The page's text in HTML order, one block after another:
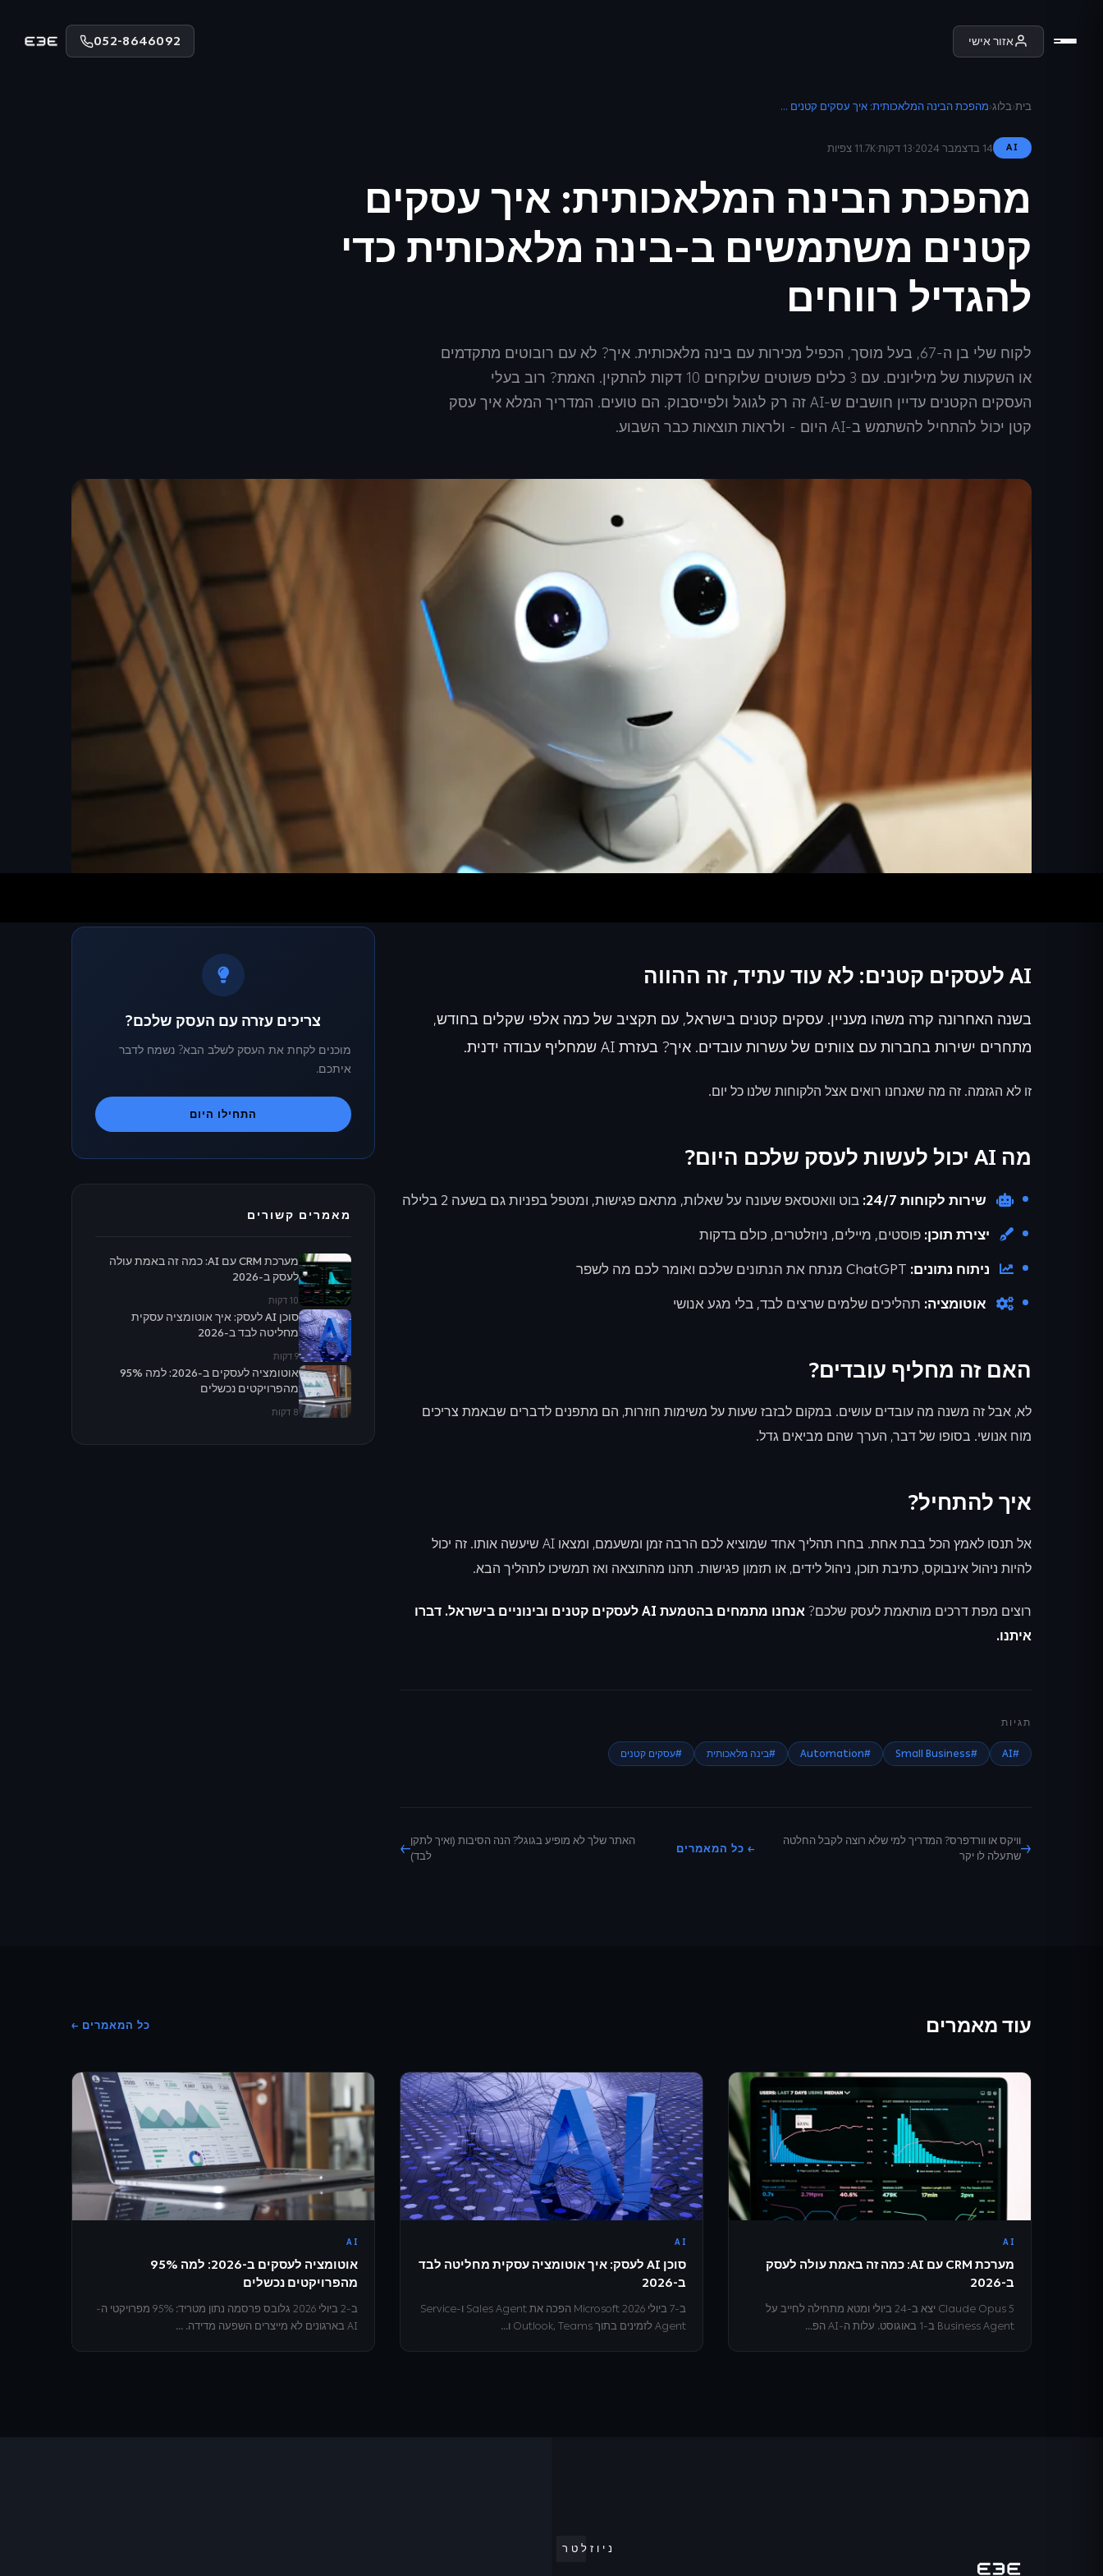
052-8646092 אזור אישי
בית‹בלוג‹ מהפכת הבינה המלאכותית: איך עסקים קטנים משתמשים ב-בינה מלאכותית כדי להגדיל רווחים
AI 14 בדצמבר 2024 ·13 דקות ·
11.7K צפיות
מהפכת הבינה המלאכותית: איך עסקים
קטנים משתמשים ב-בינה מלאכותית כדי
להגדיל רווחים
לקוח שלי בן ה-67, בעל מוסך, הכפיל מכירות עם בינה מלאכותית. איך? לא עם רובוטים מתקדמים
או השקעות של מיליונים. עם 3 כלים פשוטים שלוקחים 10 דקות להתקין. האמת? רוב בעלי
העסקים הקטנים עדיין חושבים ש-AI זה רק לגוגל ולפייסבוק. הם טועים. המדריך המלא איך עסק
קטן יכול להתחיל להשתמש ב-AI היום - ולראות תוצאות כבר השבוע.
AI לעסקים קטנים: לא עוד עתיד, זה ההווה
בשנה האחרונה קרה משהו מעניין. עסקים קטנים בישראל, עם תקציב של כמה אלפי שקלים בחודש,
מתחרים ישירות בחברות עם צוותים של עשרות עובדים. איך? בעזרת AI שמחליף עבודה ידנית.
זו לא הגזמה. זה מה שאנחנו רואים אצל הלקוחות שלנו כל יום.
מה AI יכול לעשות לעסק שלכם היום?
שירות לקוחות 24/7: בוט וואטסאפ שעונה על שאלות, מתאם פגישות, ומטפל בפניות גם בשעה 2 בלילה
יצירת תוכן: פוסטים, מיילים, ניוזלטרים, כולם בדקות
ניתוח נתונים:
אוטומציה: תהליכים שלמים שרצים לבד, בלי מגע אנושי
האם זה מחליף עובדים?
לא, אבל זה משנה מה עובדים עושים. במקום לבזבז שעות על משימות חוזרות, הם מתפנים לדברים שבאמת צריכים
מוח אנושי. בסופו של דבר, הערך שהם מביאים גדל.
איך להתחיל?
אל תנסו לאמץ הכל בבת אחת. בחרו תהליך אחד שמוציא לכם הרבה זמן ומשעמם, ומצאו AI שיעשה אותו. זה יכול
להיות ניהול אינבוקס, כתיבת תוכן, ניהול לידים, או תזמון פגישות. תהנו מהתוצאה ואז תמשיכו לתהליך הבא.
רוצים מפת דרכים מותאמת לעסק שלכם?
אנחנו מתמחים בהטמעת AI לעסקים קטנים ובינוניים בישראל. דברו
איתנו.
תגיות
#
AI
#
Small Business
#
Automation
#בינה מלאכותית #עסקים קטנים
→וויקס או וורדפרס? המדריך למי שלא רוצה לקבל החלטה
שתעלה לו יקר
← כל המאמרים
האתר שלך לא מופיע בגוגל? הנה הסיבות (ואיך לתקן
לבד)←
צריכים עזרה עם העסק שלכם?
מוכנים לקחת את העסק לשלב הבא? נשמח לדבר
איתכם.
התחילו היום
מאמרים קשורים
מערכת CRM עם AI: כמה זה באמת עולה
לעסק ב-2026
10 דקות
סוכן AI לעסק: איך אוטומציה עסקית
מחליטה לבד ב-2026
9 דקות
אוטומציה לעסקים ב-2026: למה 95%
מהפרויקטים נכשלים
8 דקות
עוד מאמרים כל המאמרים ←
AI
מערכת CRM עם AI: כמה זה באמת עולה לעסק
ב-2026
Claude Opus 5 יצא ב-24 ביולי ומטא מתחילה לחייב על
Business Agent ב-1 באוגוסט. עלות ה-AI הפ...
AI
סוכן AI לעסק: איך אוטומציה עסקית מחליטה לבד
ב-2026
ב-7 ביולי 2026 Microsoft הפכה את Sales Agent ו-Service
Agent לזמינים בתוך Outlook, Teams ו...
AI
אוטומציה לעסקים ב-2026: למה 95%
מהפרויקטים נכשלים
ב-2 ביולי 2026 גלובס פרסמה נתון מטריד: 95% מפרויקטי ה-
AI בארגונים לא מייצרים השפעה מדידה. ...
ניוזלטר